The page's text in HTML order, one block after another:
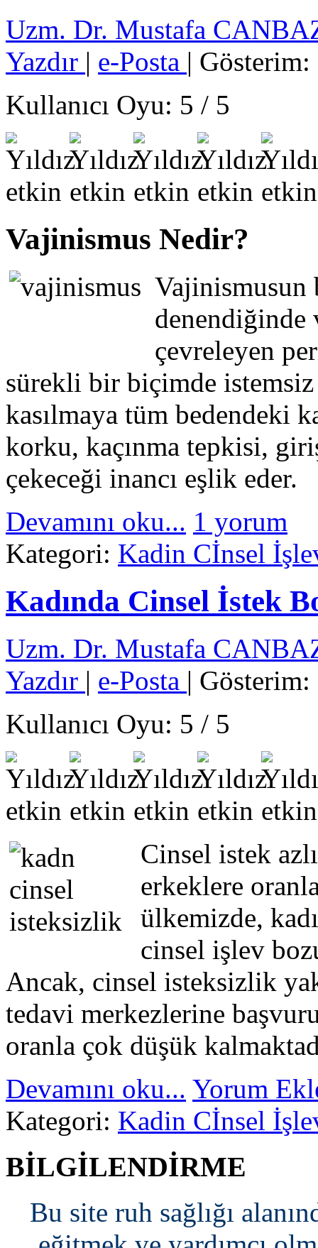
Uzm. Dr. Mustafa
Yazdır | e-Posta |
Kullanıcı Oyu: 5 / 5
Vajinismus Nedir?
Vajinismusun
denendiğinde
çevreleyen
sürekli bir biçimde istemsiz
kasılmaya tüm bedendeki
korku, kaçınma tepkisi,
çekeceği inancı eşlik eder.
Devamını oku... 1 yorum
Kategori: Kadin Cİnsel
Kadında Cinsel İstek
Uzm. Dr. Mustafa
Yazdır | e-Posta |
Kullanıcı Oyu: 5 / 5
Cinsel istek
erkeklere
ülkemizde,
cinsel işlev
Ancak, cinsel isteksizlik
tedavi merkezlerine
oranla çok düşük
Devamını oku... Yorum
Kategori: Kadin Cİnsel
BİLGİLENDİRME
Bu site ruh sağlığı